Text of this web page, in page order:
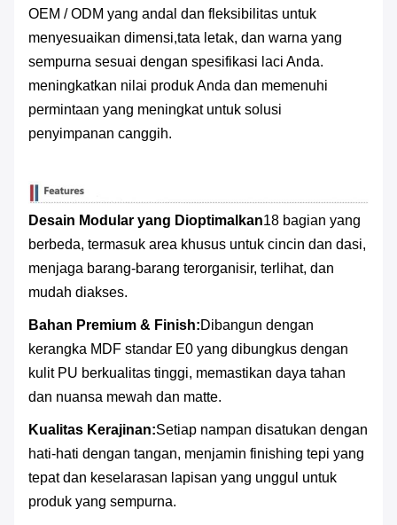
OEM / ODM yang andal dan fleksibilitas untuk
menyesuaikan dimensi,tata letak, dan warna yang
sempurna sesuai dengan spesifikasi laci Anda.
meningkatkan nilai produk Anda dan memenuhi
permintaan yang meningkat untuk solusi
penyimpanan canggih.
Desain Modular yang Dioptimalkan18 bagian yang
berbeda, termasuk area khusus untuk cincin dan dasi,
menjaga barang-barang terorganisir, terlihat, dan
mudah diakses.
Bahan Premium & Finish:Dibangun dengan
kerangka MDF standar E0 yang dibungkus dengan
kulit PU berkualitas tinggi, memastikan daya tahan
dan nuansa mewah dan matte.
Kualitas Kerajinan:Setiap nampan disatukan dengan
hati-hati dengan tangan, menjamin finishing tepi yang
tepat dan keselarasan lapisan yang unggul untuk
produk yang sempurna.